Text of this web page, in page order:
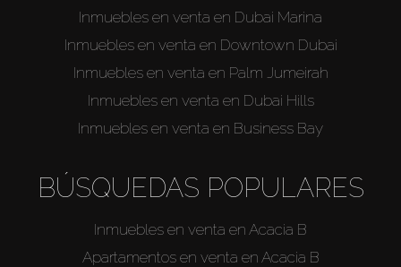
Inmuebles en venta en Dubai Marina
Inmuebles en venta en Downtown Dubai
Inmuebles en venta en Palm Jumeirah
Inmuebles en venta en Dubai Hills
Inmuebles en venta en Business Bay
BÚSQUEDAS POPULARES
Inmuebles en venta en Acacia B
Apartamentos en venta en Acacia B